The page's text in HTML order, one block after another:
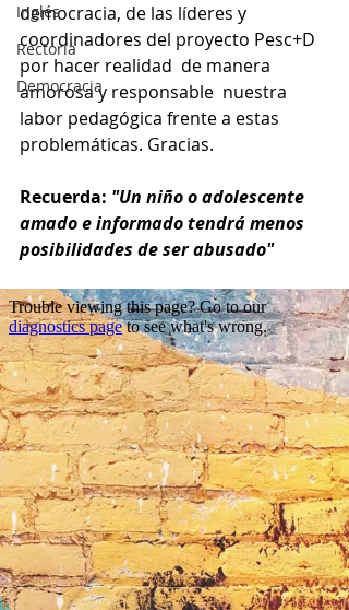
Inglés
Rectoría
Democracia
democracia, de las líderes y
coordinadores del proyecto Pesc+D
por hacer realidad  de manera
amorosa y responsable  nuestra
labor pedagógica frente a estas
problemáticas. Gracias.
Recuerda: "Un niño o adolescente
amado e informado tendrá menos
posibilidades de ser abusado"